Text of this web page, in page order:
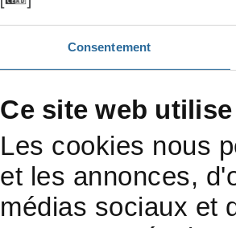
Consentement